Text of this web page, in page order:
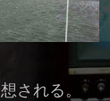
される。